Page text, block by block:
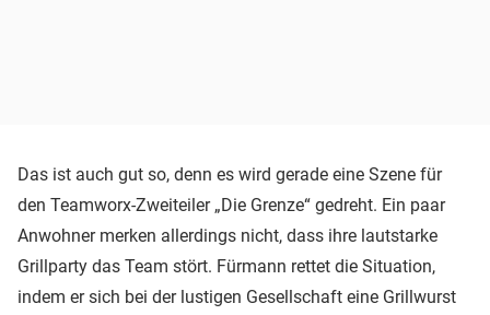
Das ist auch gut so, denn es wird gerade eine Szene für
den Teamworx-Zweiteiler „Die Grenze“ gedreht. Ein paar
Anwohner merken allerdings nicht, dass ihre lautstarke
Grillparty das Team stört. Fürmann rettet die Situation,
indem er sich bei der lustigen Gesellschaft eine Grillwurst